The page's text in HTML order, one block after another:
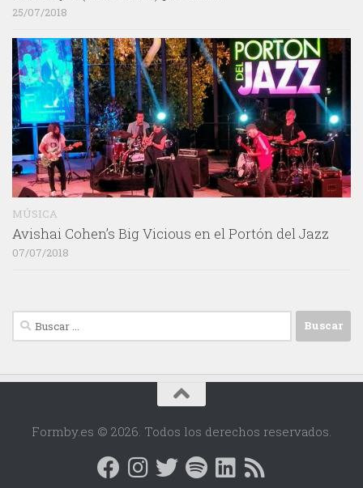
25/07/2018
MÚSICA
Avishai Cohen’s Big Vicious en el Portón del Jazz
07/07/2018
Buscar:
Formby.es © 2026. Todos los derechos reservados.